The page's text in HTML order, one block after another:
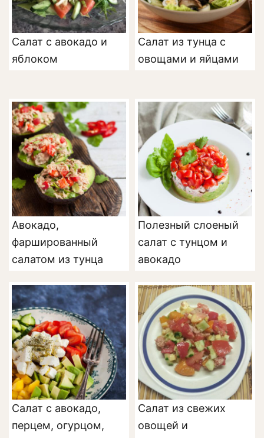
Салат с авокадо и
яблоком
Салат из тунца с
овощами и яйцами
Авокадо,
фаршированный
салатом из тунца
Полезный слоеный
салат с тунцом и
авокадо
Салат с авокадо,
перцем, огурцом,
Салат из свежих
овощей и